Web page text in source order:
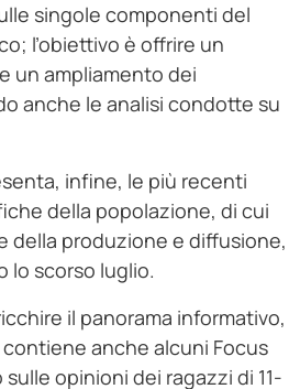
singole componenti del
l’obiettivo è offrire un
un ampliamento dei
anche le analisi condotte su
infine, le più recenti
della popolazione, di cui
della produzione e diffusione,
lo scorso luglio.
il panorama informativo,
anche alcuni Focus
opinioni dei ragazzi di 11-